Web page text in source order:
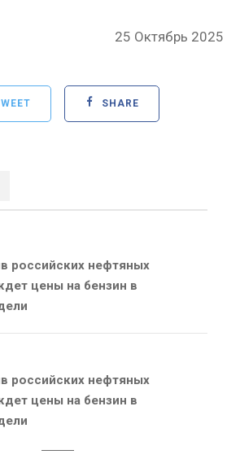
Posted
25 Октябрь 2025
SHARE
российских нефтяных
цены на бензин в
российских нефтяных
цены на бензин в